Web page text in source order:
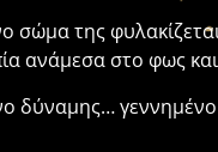
σώμα της
ανάμεσα στο φως
δύναμης…